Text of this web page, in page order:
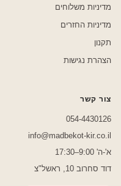
מדיניות משלוחים
מדיניות החזרים
תקנון
הצהרת נגישות
צור קשר
054-4430126
info@madbekot-kir.co.il
א'-ה' 9:00–17:30
דוד סחרוב 10, ראשל"צ